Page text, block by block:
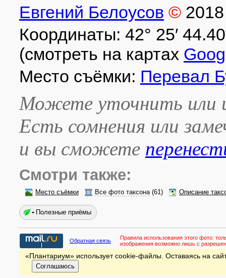
Евгений Белоусов © 2018
Координаты: 42° 25′
(смотреть на картах
Место съёмки: Перевал
Можете уточнить или
Есть сомнения или
и вы сможете
Смотри также:
Место съёмки Все фото таксона(61) Описание
Полезные приёмы
Обратная связь Правила использования этого фото:
изображения возможно лишь с
«Плантариум» использует cookie-файлы. Оставаясь на
Соглашаюсь